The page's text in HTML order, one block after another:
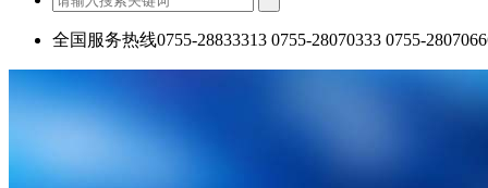
全国服务热线0755-28833313 0755-28070333 0755-